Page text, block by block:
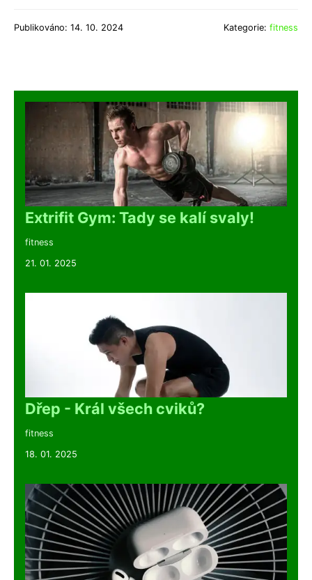
Publikováno: 14. 10. 2024 Kategorie: fitness
Extrifit Gym: Tady se kalí svaly!
fitness
21. 01. 2025
Dřep - Král všech cviků?
fitness
18. 01. 2025